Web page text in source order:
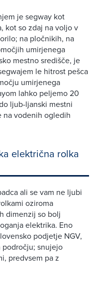
je segway kot
kot so zdaj na voljo v
na pločnikih, na
umirjenega
mestno središče, je
le hitrost pešca
umirjenega
lahko peljemo 20
ljub-ljanski mestni
na vodenih ogledih
električna rolka
ali se vam ne ljubi
oziroma
dimenzij so bolj
elektrika. Eno
podjetje NGV,
področju; snujejo
predvsem pa z